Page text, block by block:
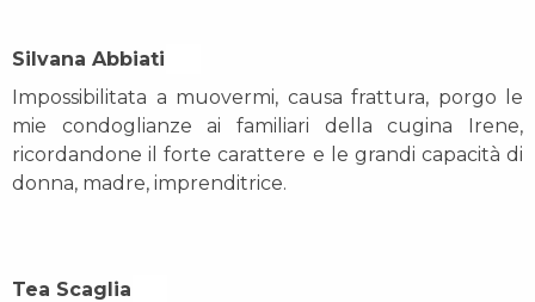
Silvana Abbiati On
Impossibilitata a muovermi, causa frattura, porgo le
mie condoglianze ai familiari della cugina Irene,
ricordandone il forte carattere e le grandi capacità di
donna, madre, imprenditrice.
Tea Scaglia On